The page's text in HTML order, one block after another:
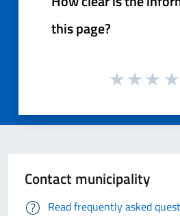
this page?
Contact municipality
Read frequently asked